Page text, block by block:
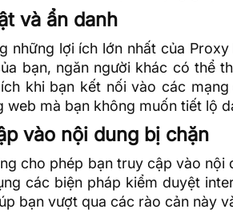
và ẩn danh
những lợi ích lớn nhất của
bạn, ngăn người khác có thể
khi bạn kết nối vào các
web mà bạn không muốn tiết lộ
vào nội dung bị chặn
cho phép bạn truy cập vào
các biện pháp kiểm duyệt
bạn vượt qua các rào cản này